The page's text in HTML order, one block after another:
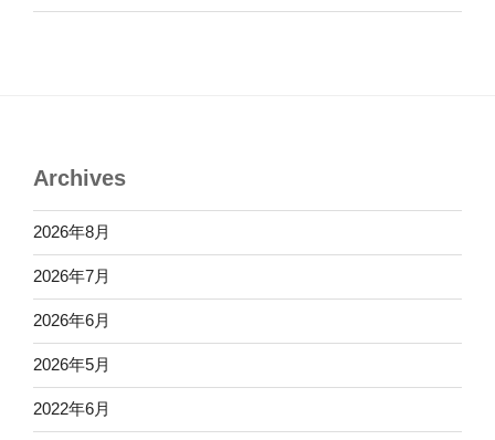
Archives
2026年8月
2026年7月
2026年6月
2026年5月
2022年6月